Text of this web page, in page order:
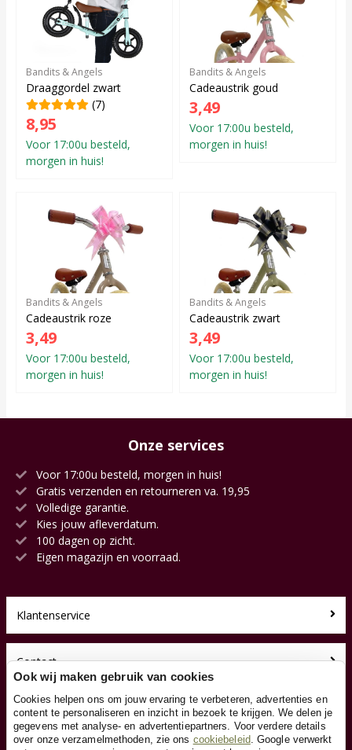
Bandits & Angels
Draaggordel zwart
(7)
8,95
Voor 17:00u besteld,
morgen in huis!
Bandits & Angels
Cadeaustrik goud
3,49
Voor 17:00u besteld,
morgen in huis!
Bandits & Angels
Cadeaustrik roze
3,49
Voor 17:00u besteld,
morgen in huis!
Bandits & Angels
Cadeaustrik zwart
3,49
Voor 17:00u besteld,
morgen in huis!
Onze services
Voor 17:00u besteld, morgen in huis!
Gratis verzenden en retourneren va. 19,95
Volledige garantie.
Kies jouw afleverdatum.
100 dagen op zicht.
Eigen magazijn en voorraad.
Klantenservice
Contact
Over ons
Toyfan BV
Ook wij maken gebruik van cookies
Cookies helpen ons om jouw ervaring te verbeteren, advertenties en
content te personaliseren en inzicht in bezoek te krijgen. We delen je
gegevens met analyse- en advertentiepartners. Voor verdere details
over onze verzamelmethoden, zie ons cookiebeleid. Google verwerkt